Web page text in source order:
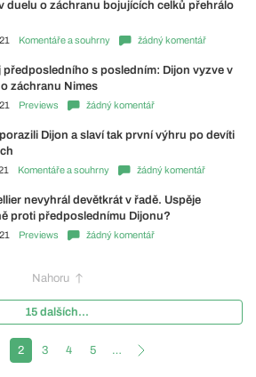
duelu o záchranu bojujících celků přehrálo
Komentáře a souhrny žádný komentář
předposledního s posledním: Dijon vyzve v
záchranu Nimes
Previews žádný komentář
Dijon a slaví tak první výhru po devíti
Komentáře a souhrny žádný komentář
nevyhrál devětkrát v řadě. Uspěje
proti předposlednímu Dijonu?
Previews žádný komentář
Nahoru
15 dalších...
2 3 4 5 …